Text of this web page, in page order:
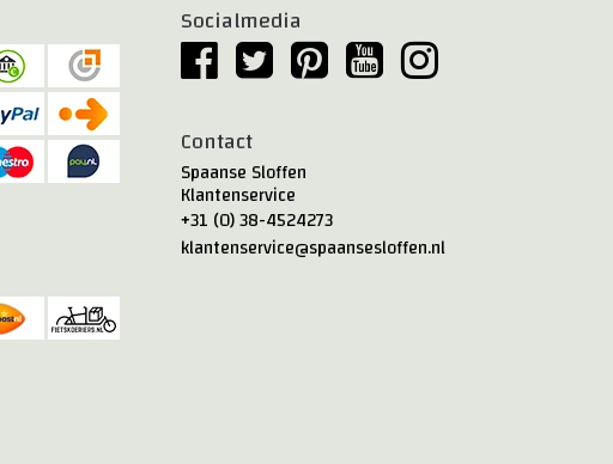
Socialmedia
Contact
Spaanse Sloffen
Klantenservice
+31 (0) 38-4524273
klantenservice@spaansesloffen.nl